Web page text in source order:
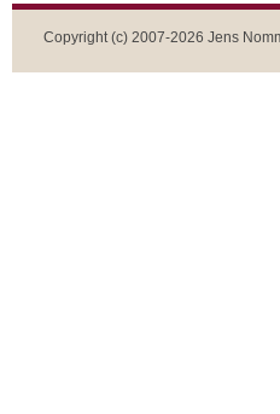
Copyright (c) 2007-2026 Jens